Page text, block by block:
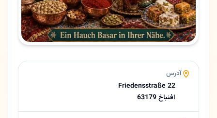
آلمانی، فارسی
ایمیل
akbarimohammad.1987@gmail.com
امتیاز
5.0 (18 نظر از Google)
ساعات کاری امروز
بسته است
درباره حبیب زاده
آدرس
Friedensstraße 22
63179 افنباخ